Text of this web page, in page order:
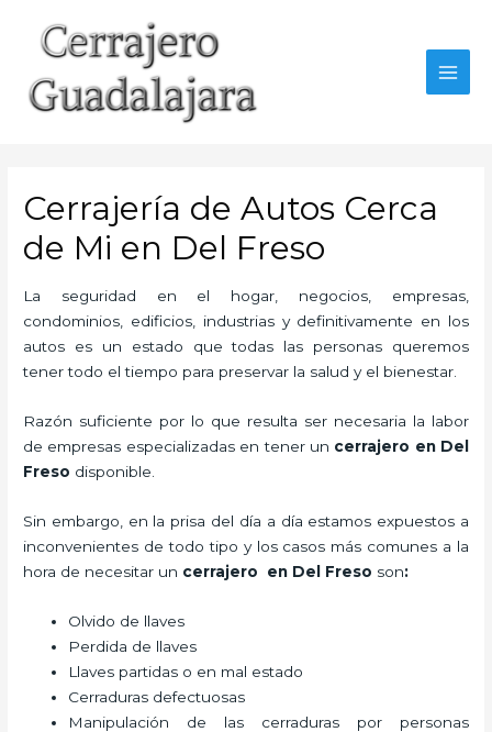
contenido
Cerrajería de Autos Cerca
de Mi en Del Freso
La seguridad en el hogar, negocios, empresas,
condominios, edificios, industrias y definitivamente en los
autos es un estado que todas las personas queremos
tener todo el tiempo para preservar la salud y el bienestar.
Razón suficiente por lo que resulta ser necesaria la labor
de empresas especializadas en tener un cerrajero en Del
Freso disponible.
Sin embargo, en la prisa del día a día estamos expuestos a
inconvenientes de todo tipo y los casos más comunes a la
hora de necesitar un cerrajero en Del Freso son:
Olvido de llaves
Perdida de llaves
Llaves partidas o en mal estado
Cerraduras defectuosas
Manipulación de las cerraduras por personas